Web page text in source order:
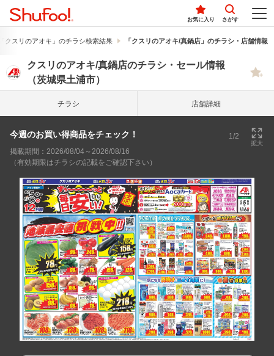
お気に入り さがす
クスリのアオキ」のチラシ検索結果 「クスリのアオキ/真鍋店」のチラシ・店舗情報
クスリのアオキ/真鍋店のチラシ・セール情報
（茨城県土浦市）
チラシ 店舗詳細
今週のお買い得商品をチェック！ 1/2
拡大
掲載期間：2026/08/04～2026/08/16
（有効期限はチラシの記載をご確認下さい）